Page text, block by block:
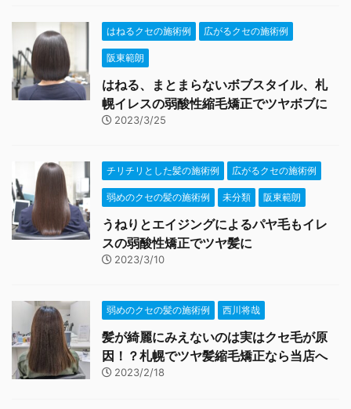
はねるクセの施術例 広がるクセの施術例
阪東範朗
はねる、まとまらないボブスタイル、札
幌イレスの弱酸性縮毛矯正でツヤボブに
2023/3/25
チリチリとした髪の施術例 広がるクセの施術例
弱めのクセの髪の施術例 未分類 阪東範朗
うねりとエイジングによるパヤ毛もイレ
スの弱酸性矯正でツヤ髪に
2023/3/10
弱めのクセの髪の施術例 西川将哉
髪が綺麗にみえないのは実はクセ毛が原
因！？札幌でツヤ髪縮毛矯正なら当店へ
2023/2/18